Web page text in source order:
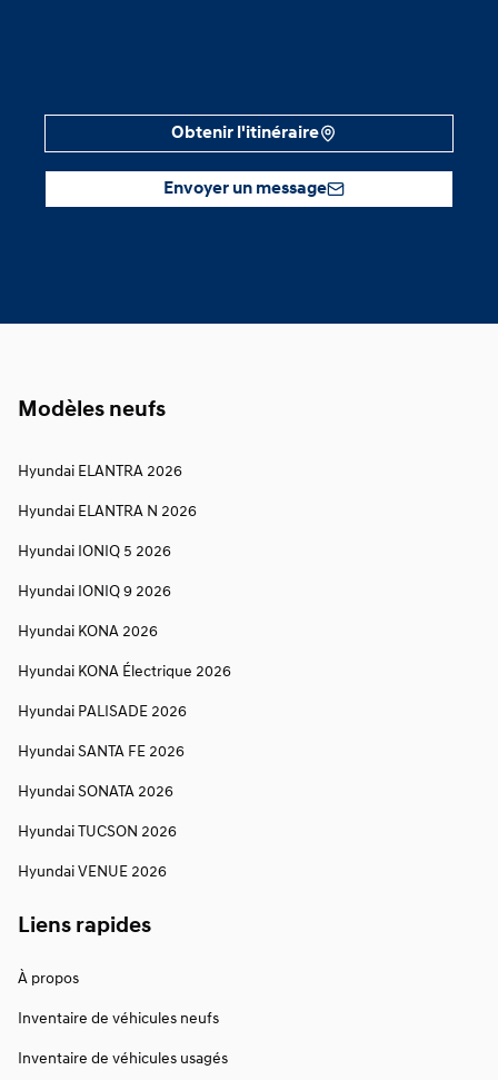
Obtenir l'itinéraire
Envoyer un message
Modèles neufs
Hyundai ELANTRA 2026
Hyundai ELANTRA N 2026
Hyundai IONIQ 5 2026
Hyundai IONIQ 9 2026
Hyundai KONA 2026
Hyundai KONA Électrique 2026
Hyundai PALISADE 2026
Hyundai SANTA FE 2026
Hyundai SONATA 2026
Hyundai TUCSON 2026
Hyundai VENUE 2026
Liens rapides
À propos
Inventaire de véhicules neufs
Inventaire de véhicules usagés